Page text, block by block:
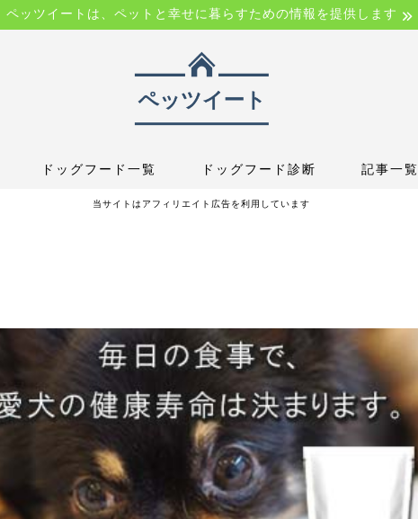
ペッツイートは、ペットと幸せに暮らすための情報を提供します
ドッグフード一覧 ドッグフード診断 記事一覧
当サイトはアフィリエイト広告を利用しています